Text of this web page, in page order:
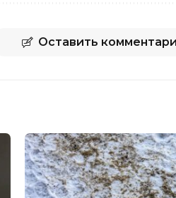
Оставить